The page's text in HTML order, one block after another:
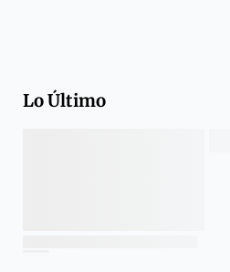
Lo Último